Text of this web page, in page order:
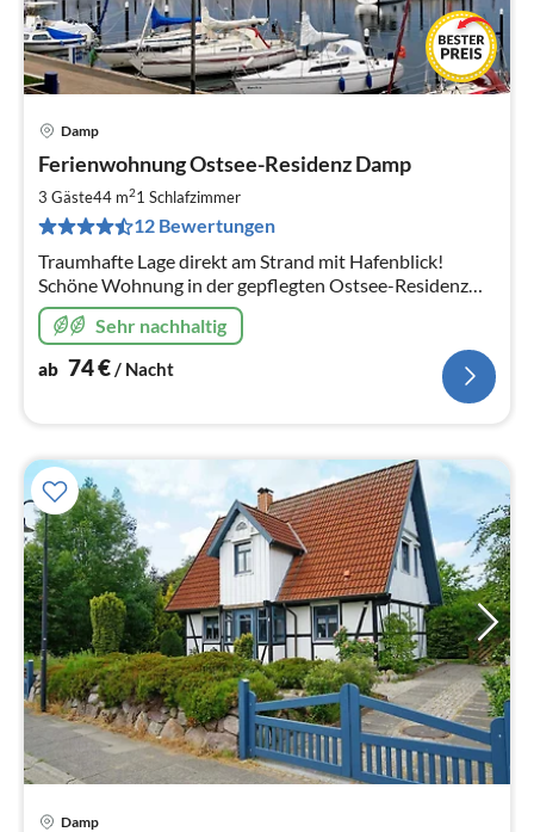
Damp
Ferienwohnung Ostsee-Residenz Damp
3 Gäste44 m21 Schlafzimmer
12 Bewertungen
Traumhafte Lage direkt am Strand mit Hafenblick!
Schöne Wohnung in der gepflegten Ostsee-Residenz
Damp. Mit kostenfreiem WLAN! Noch Sommertermine
frei!
Sehr nachhaltig
ab 74€/ Nacht
Damp